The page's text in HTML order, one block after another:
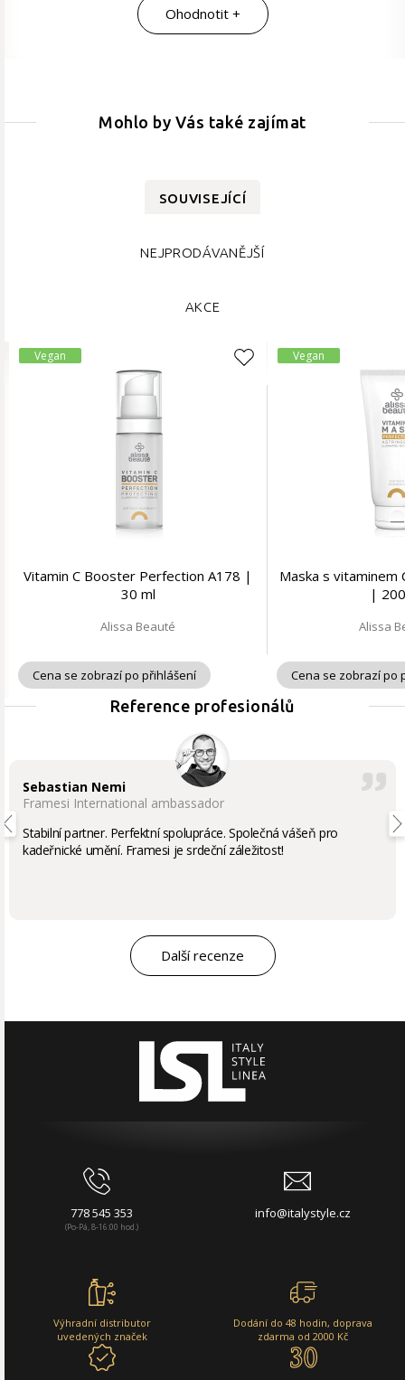
Ohodnotit +
Mohlo by Vás také zajímat
SOUVISEJÍCÍ
NEJPRODÁVANĚJŠÍ
AKCE
Vegan
Vitamin C Booster Perfection A178 |
30 ml
Alissa Beauté
Cena se zobrazí po přihlášení
Vegan
Maska s vitaminem
|
Alissa
Cena se zobrazí po
Reference profesionálů
Sebastian Nemi
Framesi International ambassador
Stabilní partner. Perfektní spolupráce. Společná vášeň pro
kadeřnické umění. Framesi je srdeční záležitost!
Další recenze
778 545 353
(Po-Pá, 8-16:00 hod.)
info@italystyle.cz
Výhradní distributor
uvedených značek
Dodání do 48 hodin, doprava
zdarma od 2000 Kč